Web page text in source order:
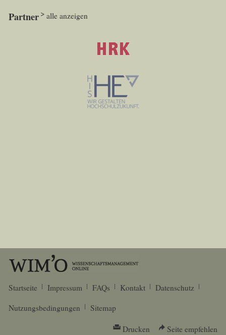
Partner alle anzeigen
Startseite Impressum FAQs Kontakt
Datenschutz
Nutzungsbedingungen
Sitemap
Drucken Seite empfehlen